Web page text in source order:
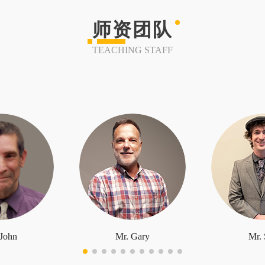
师资团队
TEACHING STAFF
Mr. Gary Mr.